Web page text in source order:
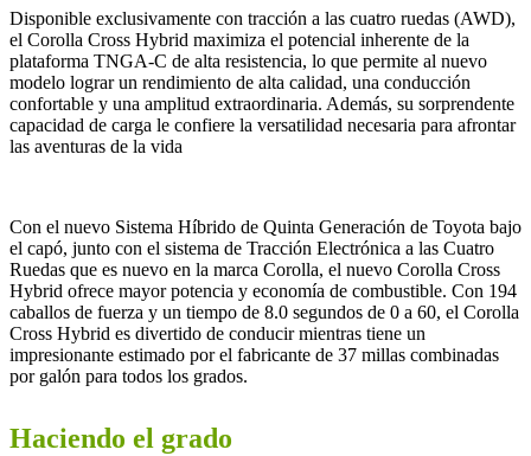
Disponible exclusivamente con tracción a las cuatro ruedas (AWD),
el Corolla Cross Hybrid maximiza el potencial inherente de la
plataforma TNGA-C de alta resistencia, lo que permite al nuevo
modelo lograr un rendimiento de alta calidad, una conducción
confortable y una amplitud extraordinaria. Además, su sorprendente
capacidad de carga le confiere la versatilidad necesaria para afrontar
las aventuras de la vida
Con el nuevo Sistema Híbrido de Quinta Generación de Toyota bajo
el capó, junto con el sistema de Tracción Electrónica a las Cuatro
Ruedas que es nuevo en la marca Corolla, el nuevo Corolla Cross
Hybrid ofrece mayor potencia y economía de combustible. Con 194
caballos de fuerza y un tiempo de 8.0 segundos de 0 a 60, el Corolla
Cross Hybrid es divertido de conducir mientras tiene un
impresionante estimado por el fabricante de 37 millas combinadas
por galón para todos los grados.
Haciendo el grado